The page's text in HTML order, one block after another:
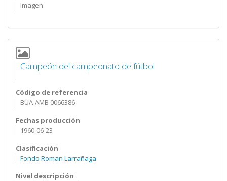
Imagen
Campeón del campeonato de fútbol
Código de referencia
BUA-AMB 0066386
Fechas producción
1960-06-23
Clasificación
Fondo Roman Larrañaga
Nivel descripción